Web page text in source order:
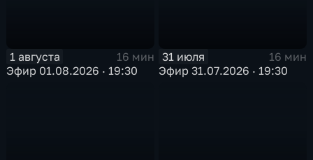
1 августа
16 мин
Эфир 01.08.2026 · 19:30
31 июля
16 мин
Эфир 31.07.2026 · 19:30